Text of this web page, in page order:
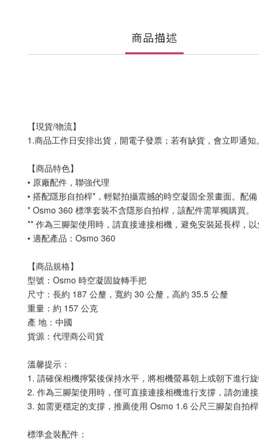
商品描述
【現貨/物流】
1.商品工作日安排出貨，開電子發票；若有缺貨，會立即通知。
【商品特色】
• 原廠配件，聯強代理
• 搭配隱形自拍桿*，輕鬆拍攝震撼的時空凝固全景畫面。配
* Osmo 360 標準套裝不含隱形自拍桿，該配件需單獨購買。
** 作為三腳架使用時，請直接連接相機，避免安裝延長桿，以
• 適配產品：Osmo 360
【商品規格】
型號：Osmo 時空凝固旋轉手把
尺寸：長約 187 公釐，寬約 30 公釐，高約 35.5 公釐
重量：約 157 公克
產 地：中國
貨源：代理商公司貨
溫馨提示：
1. 請確保相機擰緊後保持水平，將相機螢幕朝上或朝下進行旋
2. 作為三腳架使用時，僅可直接連接相機進行支撐，請勿連
3. 如需更穩定的支撐，推薦使用 Osmo 1.6 公尺三腳架自拍桿
標準盒裝配件：